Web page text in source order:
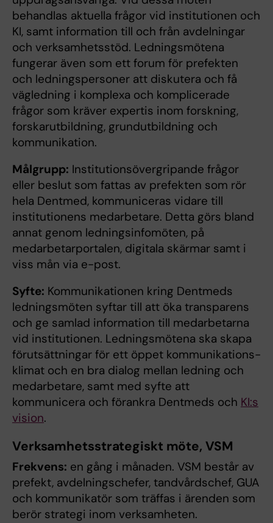
behandlas aktuella frågor vid institutionen och
KI, samt information till och från avdelningar
och verksamhetsstöd. Ledningsmötena
fungerar även som ett forum för prefekten
och ledningspersoner att diskutera och få
vägledning i komplexa och komplicerade
frågor som kräver expertis inom forskning,
forskarutbildning, grundutbildning och
kommunikation.
Målgrupp: Institutionsövergripande frågor
eller beslut som fattas av prefekten som rör
hela Dentmed, kommuniceras vidare till
institutionens medarbetare. Detta görs bland
annat genom ledningsinfomöten, på
medarbetarportalen, digitala skärmar samt i
viss mån via e-post.
Syfte: Kommunikationen kring Dentmeds
ledningsmöten syftar till att öka transparens
och ge samlad information till medarbetarna
vid institutionen. Ledningsmötena ska skapa
förutsättningar för ett öppet kommunika­tions­
klimat och en bra dialog mellan ledning och
medarbetare, samt med syfte att
kommunicera och förankra Dentmeds och KI:s
vision.
Verksamhetsstrategiskt möte, VSM
Frekvens: en gång i månaden. VSM består av
prefekt, avdelningschefer, tandvårdschef, GUA
och kommunikatör som träffas i ärenden som
berör strategi inom verksamheten.